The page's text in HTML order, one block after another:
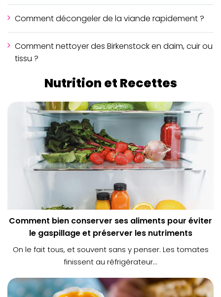
Comment décongeler de la viande rapidement ?
Comment nettoyer des Birkenstock en daim, cuir ou
tissu ?
Nutrition et Recettes
Comment bien conserver ses aliments pour éviter
le gaspillage et préserver les nutriments
On le fait tous, et souvent sans y penser. Les tomates
finissent au réfrigérateur...